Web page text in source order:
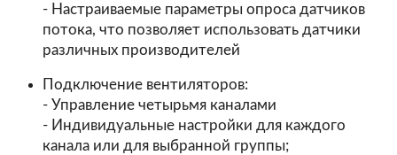
- Настраиваемые параметры опроса датчиков
потока, что позволяет использовать датчики
различных производителей
Подключение вентиляторов:
- Управление четырьмя каналами
- Индивидуальные настройки для каждого
канала или для выбранной группы;